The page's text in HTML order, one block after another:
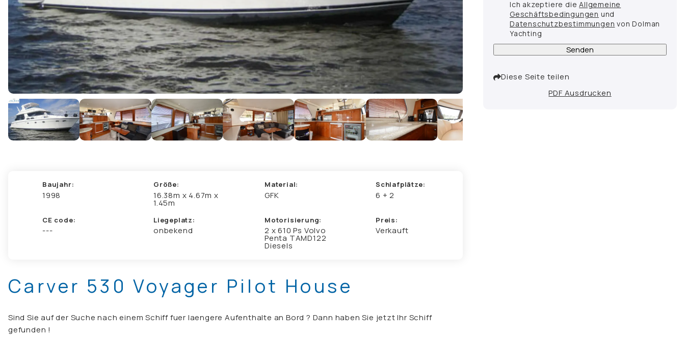
Baujahr:
1998
Größe:
16.38m x 4.67m x
1.45m
Material:
GFK
Schlafplätze:
6 + 2
CE code:
---
Liegeplatz:
onbekend
Motorisierung:
2 x 610 Ps Volvo
Penta TAMD122
Diesels
Preis:
Verkauft
Carver 530 Voyager Pilot House
Sind Sie auf der Suche nach einem Schiff fuer laengere Aufenthalte an Bord ? Dann haben Sie jetzt Ihr Schiff
gefunden !
Ich akzeptiere dieAllgemeine
Geschäftsbedingungen und
Datenschutzbestimmungen von Dolman
Yachting
Senden
Diese Seite teilen
PDF Ausdrucken